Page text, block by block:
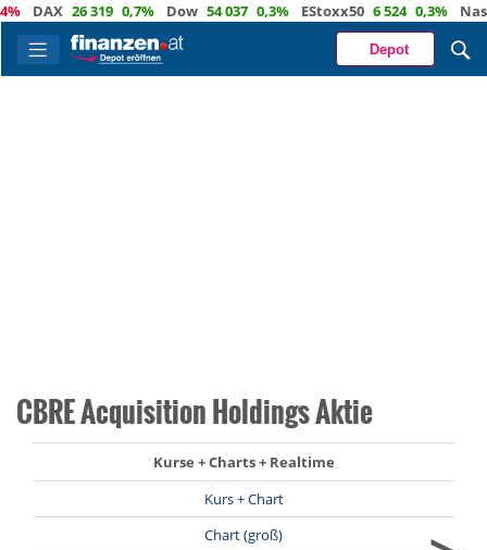
DAX 26 319 0,7% Dow 54 037 0,3% EStoxx50 6 524 0,3% Nasdaq
Depot
CBRE Acquisition Holdings Aktie
Kurse + Charts + Realtime
Kurs + Chart
Chart (groß)